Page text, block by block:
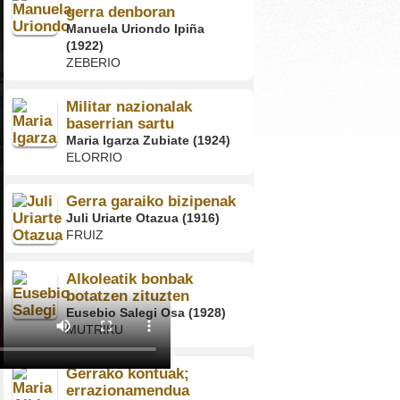
gerra denboran
Manuela Uriondo Ipiña
(1922)
ZEBERIO
Militar nazionalak
baserrian sartu
Maria Igarza Zubiate (1924)
ELORRIO
Gerra garaiko bizipenak
Juli Uriarte Otazua (1916)
FRUIZ
Alkoleatik bonbak
botatzen zituzten
Eusebio Salegi Osa (1928)
MUTRIKU
Gerrako kontuak;
errazionamendua